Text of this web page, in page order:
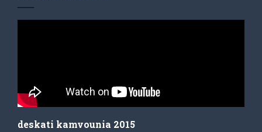
deskati kamvounia 2015